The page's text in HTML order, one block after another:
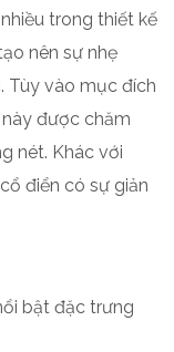
trong thiết kế
nên sự nhẹ
Tùy vào mục đích
được chăm
nét. Khác với
điển có sự giản
bật đặc trưng